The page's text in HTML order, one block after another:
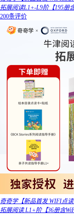
拓展阅读L1+-L9阶【195册
200条评价
奇奇学【新品首发 WIFI点
拓展阅读 L1+阶【36册含